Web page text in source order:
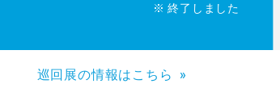
※ 終了しました
巡回展の情報はこちら